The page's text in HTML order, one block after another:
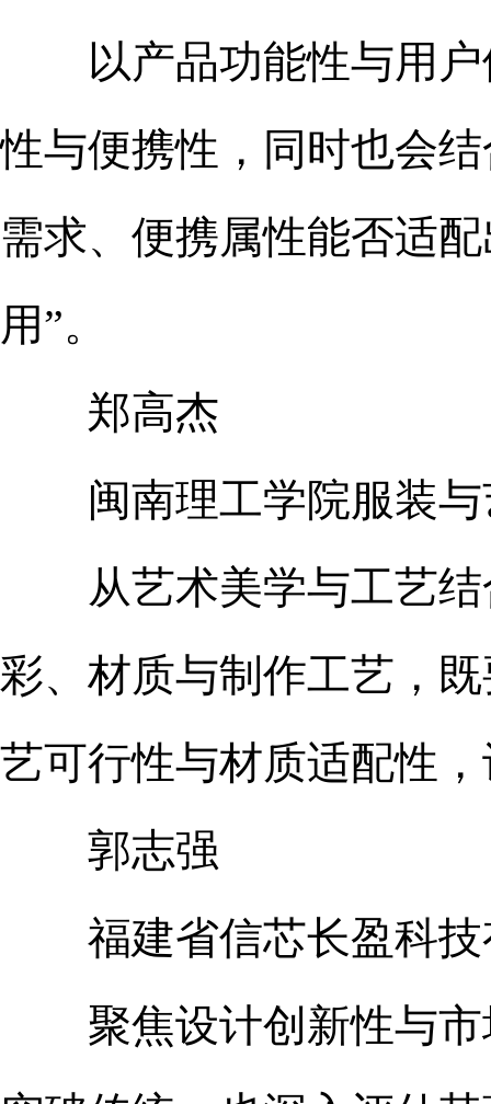
以产品功能性与用户
性与便携性，同时也会
需求、便携属性能否适
用”。
郑高杰
闽南理工学院服装与
从艺术美学与工艺结
彩、材质与制作工艺，
艺可行性与材质适配性
郭志强
福建省信芯长盈科技
聚焦设计创新性与市